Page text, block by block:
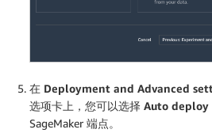
在 Deployment and Advanced
选项卡上，您可以选择 Auto deploy
SageMaker 端点。